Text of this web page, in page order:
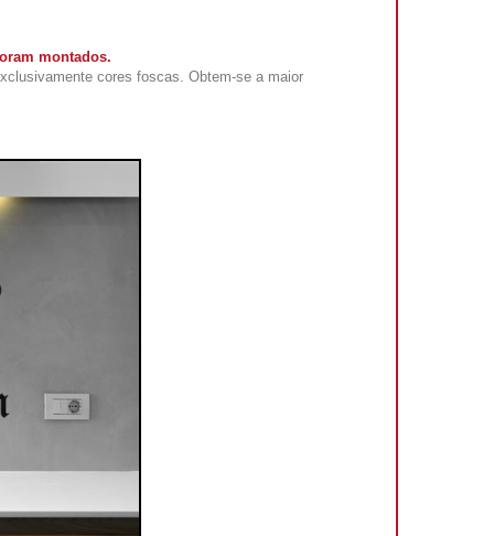
montados.
cores foscas. Obtem-se a maior